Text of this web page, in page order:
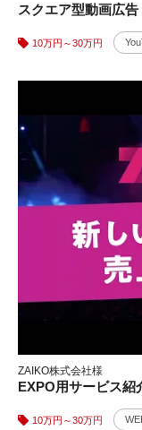
スクエア型動画広告
10万円～30万円
ZAIKO株式会社様
EXPO用サービス紹
10万円～30万円
養父市様
テロップモーショ
10万円～30万円
ゼリー紹介動画制作
30万円～50万円 商
テレビCM・動画広